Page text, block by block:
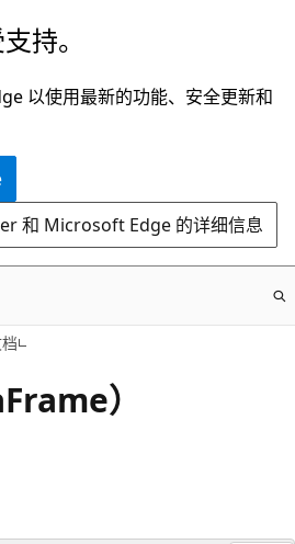
持。
以使用最新的功能、安全更新和
和 Microsoft Edge 的详细信息
）